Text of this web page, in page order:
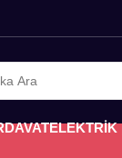
ELEKTRİK